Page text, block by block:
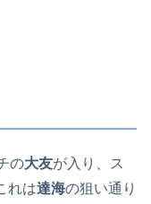
の大友が入り、ス
れは達海の狙い通り